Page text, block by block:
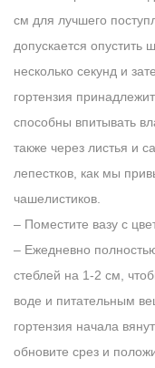
см для лучшего
допускается опустить
несколько секунд и
гортензия
способны впитывать
также через листья и
лепестков, как мы
чашелистиков.
– Поместите вазу с
– Ежедневно
стеблей на 1-2 см,
воде и питательным
гортензия начала
обновите срез и